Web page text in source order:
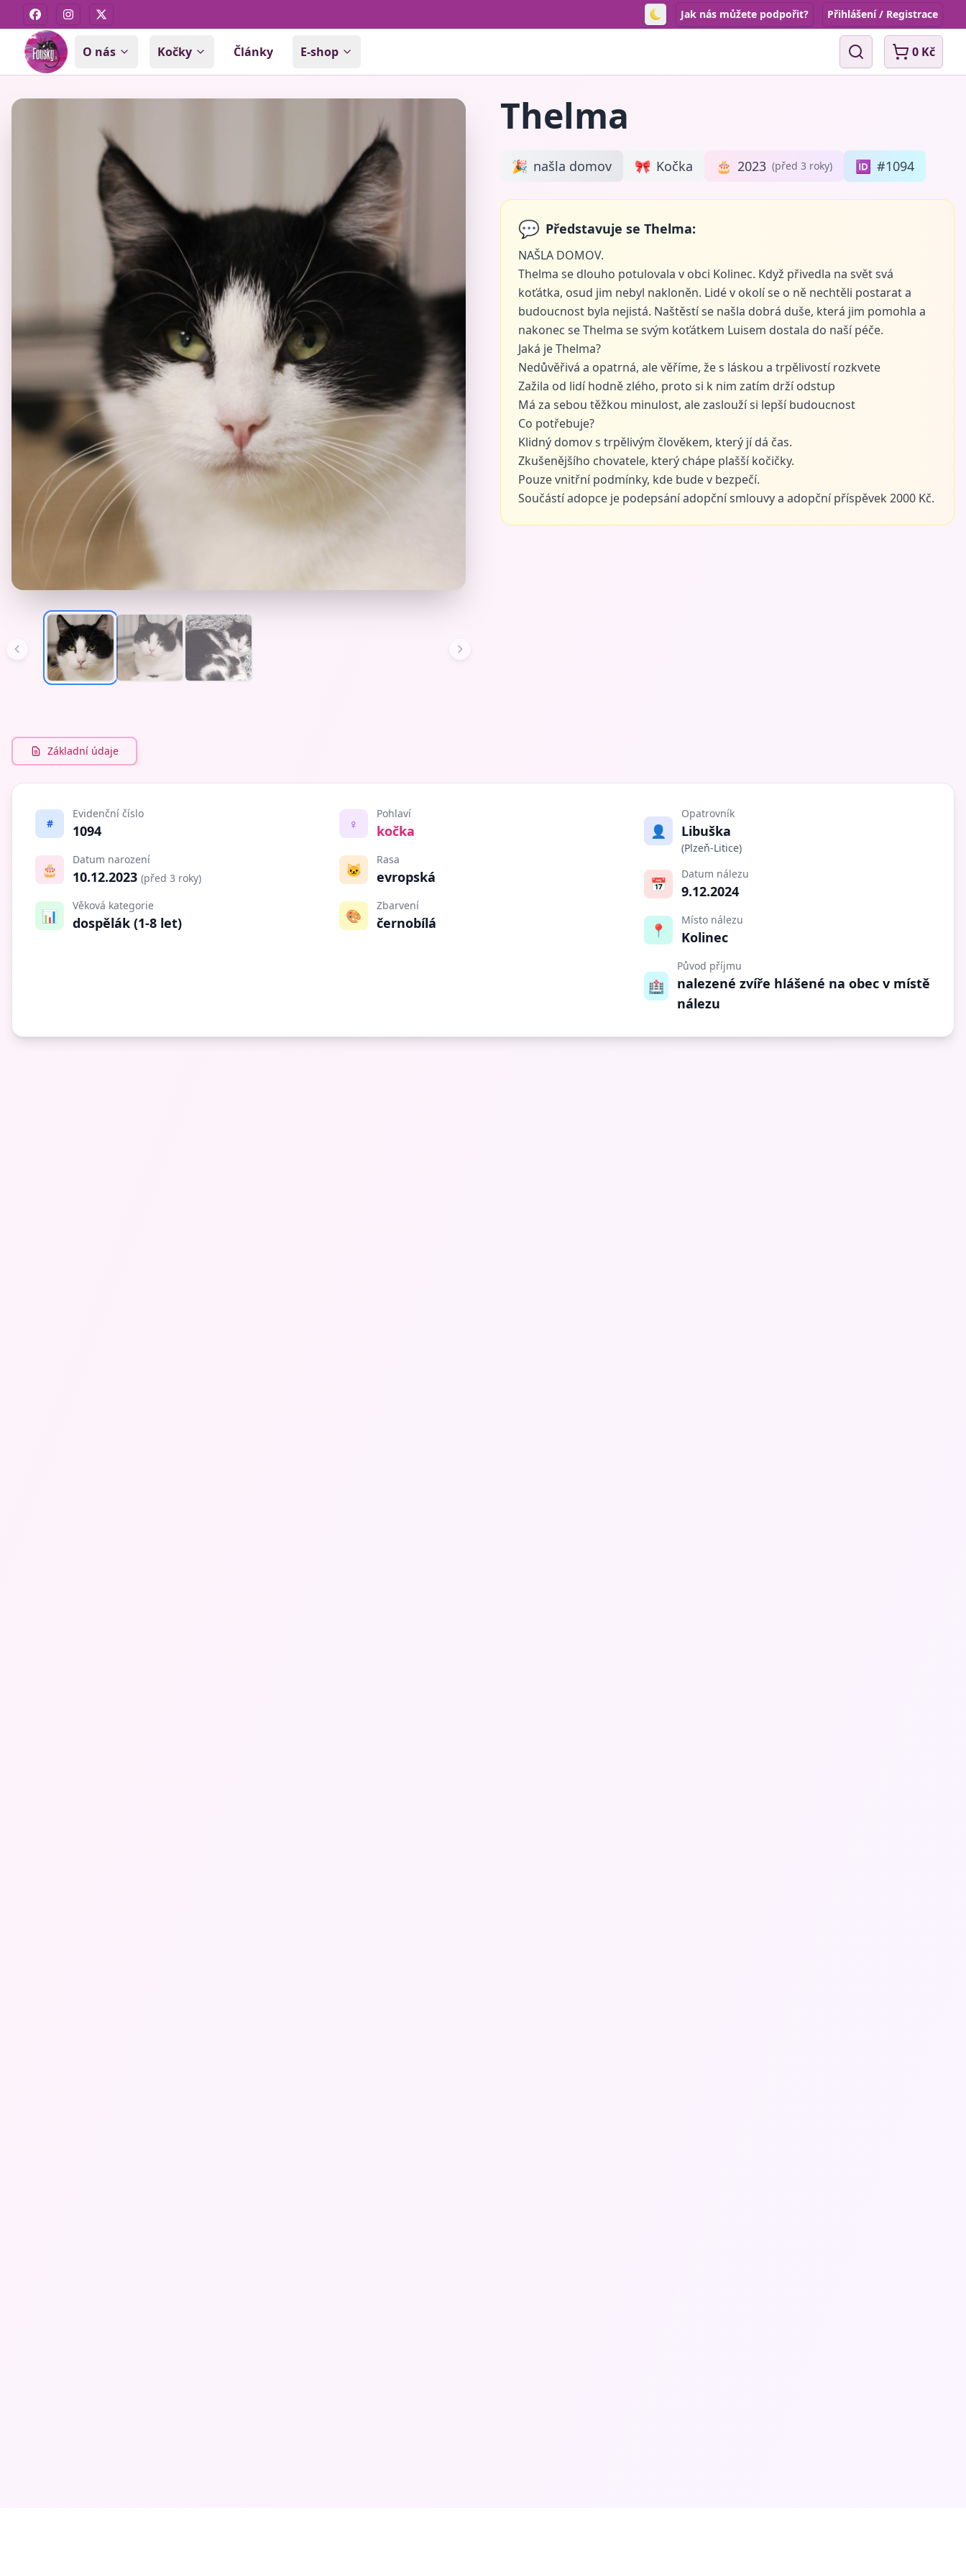
FacebookInstagram
X Toggle theme
Jak nás můžete podpořit? Přihlášení / Registrace
O nás Kočky Články E-shop Vyhledávání0 Kč
Thelma
🎉 našla domov 🎀 Kočka 🎂 2023 (před 3 roky) 🆔 #1094
💬 Představuje se Thelma:
NAŠLA DOMOV.
Thelma se dlouho potulovala v obci Kolinec. Když přivedla na svět svá
koťátka, osud jim nebyl nakloněn. Lidé v okolí se o ně nechtěli postarat a
budoucnost byla nejistá. Naštěstí se našla dobrá duše, která jim pomohla a
nakonec se Thelma se svým koťátkem Luisem dostala do naší péče.
Jaká je Thelma?
Nedůvěřivá a opatrná, ale věříme, že s láskou a trpělivostí rozkvete
Zažila od lidí hodně zlého, proto si k nim zatím drží odstup
Má za sebou těžkou minulost, ale zaslouží si lepší budoucnost
Co potřebuje?
Klidný domov s trpělivým člověkem, který jí dá čas.
Zkušenějšího chovatele, který chápe plašší kočičky.
Pouze vnitřní podmínky, kde bude v bezpečí.
Součástí adopce je podepsání adopční smlouvy a adopční příspěvek 2000 Kč.
Základní údaje
#
Evidenční číslo
1094
🎂
Datum narození
10.12.2023 (před 3 roky)
📊
Věková kategorie
dospělák (1-8 let)
♀️
Pohlaví
kočka
🐱
Rasa
evropská
🎨
Zbarvení
černobílá
👤
Opatrovník
Libuška
(Plzeň-Litice)
📅
Datum nálezu
9.12.2024
📍
Místo nálezu
Kolinec
🏥
Původ příjmu
nalezené zvíře hlášené na obec v místě
nálezu